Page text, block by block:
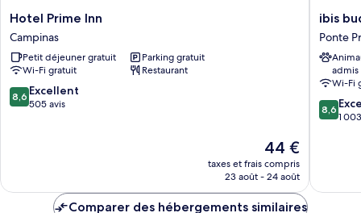
Hotel
Prime
Inn
Campinas
Hotel Prime Inn
Campinas
Petit déjeuner gratuit
Parking gratuit
Wi-Fi gratuit
Restaurant
8.6
sur
8,6 Excellent
505 avis
Le
nouveau
prix
de
44 €
taxes et frais compris
23 août - 24 août
ibis
budget
Ponte
Preta
ibis
Ponte
admis
Wi-Fi
8.6
sur
8,6
1
Comparer des hébergements similaires